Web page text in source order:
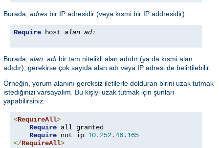
Burada, adres bir IP adresidir (veya kısmi bir IP addresidir)
Require host alan_adı
Burada, alan_adı bir tam nitelikli alan adıdır (ya da kısmi alan
adıdır); gerekirse çok sayıda alan adı veya IP adresi de belirtilebilir.
Örneğin, yorum alanını gereksiz iletilerle dolduran birini uzak tutmak
istediğinizi varsayalım. Bu kişiyi uzak tutmak için şunları
yapabilirsiniz:
<RequireAll>
Require all granted
Require not ip 10.252.46.165
</RequireAll>